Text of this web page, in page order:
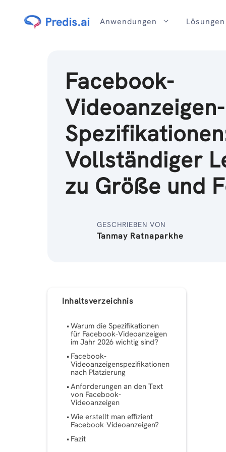
Anwendungen Lösungen
Facebook-
Videoanzeigen-
Vollständiger
zu Größe und
GESCHRIEBEN VON
Tanmay Ratnaparkhe
Inhaltsverzeichnis
Warum die Spezifikationen
für Facebook-Videoanzeigen
im Jahr 2026 wichtig sind?
Facebook-
Videoanzeigenspezifikationen
nach Platzierung
Anforderungen an den Text
von Facebook-
Videoanzeigen
Wie erstellt man effizient
Facebook-Videoanzeigen?
Fazit